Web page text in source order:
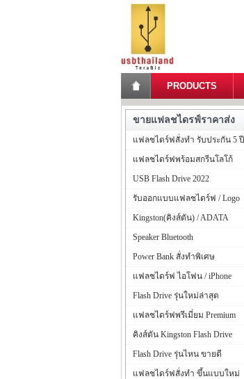
PRODUCTS
ขายแฟลชไดรฟ์ราคาส่ง
แฟลชไดร์ฟสั่งทำ รับประกัน 5 ปี
แฟลชไดร์ฟพร้อมสกรีนโลโก้
USB Flash Drive 2022
รับออกแบบแฟลชไดร์ฟ / Logo
Kingston(คิงส์ตัน) / ADATA
Speaker Bluetooth
Power Bank สั่งทำพิเศษ
แฟลชไดร์ฟ ไอโฟน / iPhone
Flash Drive รุ่นใหม่ล่าสุด
แฟลชไดร์ฟพรีเมี่ยม Premium
คิงส์ตัน Kingston Flash Drive
Flash Drive รุ่นไหน ขายดี
แฟลชไดร์ฟสั่งทำ ขึ้นแบบใหม่